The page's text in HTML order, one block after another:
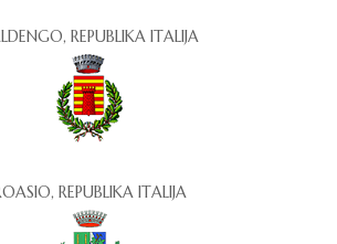
REPUBLIKA ITALIJA
REPUBLIKA ITALIJA